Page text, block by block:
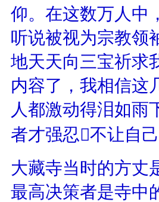
仰。在这数万人中
听说被视为宗教领
地天天向三宝祈求
内容了，我相信这
人都激动得泪如雨
者才强忍不让自己
大藏寺当时的方丈
最高决策者是寺中